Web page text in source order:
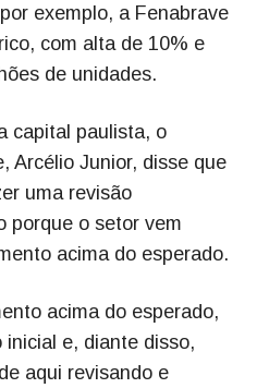
exemplo, a Fenabrave
com alta de 10% e
de unidades.
capital paulista, o
Arcélio Junior, disse que
uma revisão
porque o setor vem
acima do esperado.
acima do esperado,
inicial e, diante disso,
aqui revisando e